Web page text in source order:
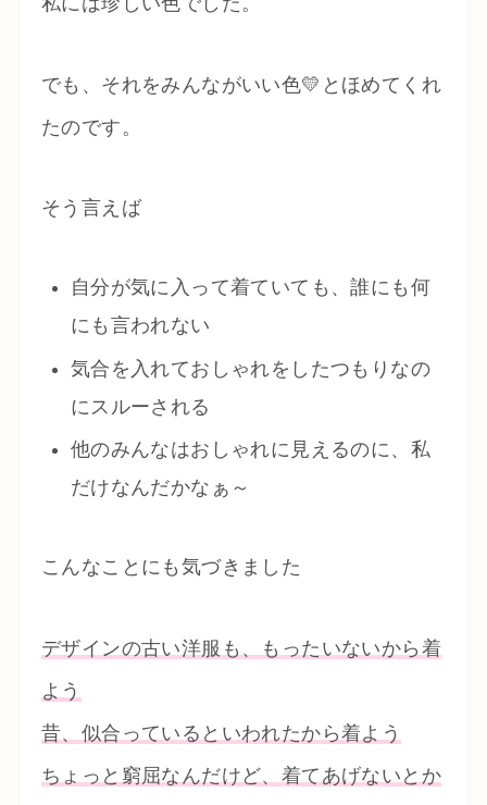
でも、それをみんながいい色💛とほめてくれ
たのです。
そう言えば
自分が気に入って着ていても、誰にも何
にも言われない
気合を入れておしゃれをしたつもりなの
にスルーされる
他のみんなはおしゃれに見えるのに、私
だけなんだかなぁ～
こんなことにも気づきました
デザインの古い洋服も、もったいないから着
よう
昔、似合っているといわれたから着よう
ちょっと窮屈なんだけど、着てあげないとか